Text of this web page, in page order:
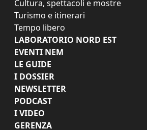
Cultura, spettacoli e mostre
Turismo e itinerari
Tempo libero
LABORATORIO NORD EST
EVENTI NEM
LE GUIDE
I DOSSIER
NEWSLETTER
PODCAST
I VIDEO
GERENZA